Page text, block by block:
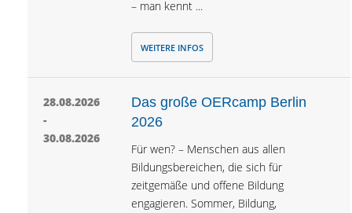
– man kennt ...
WEITERE INFOS
28.08.2026
-
30.08.2026
Das große OERcamp Berlin
2026
Für wen? – Menschen aus allen
Bildungsbereichen, die sich für
zeitgemäße und offene Bildung
engagieren. Sommer, Bildung,